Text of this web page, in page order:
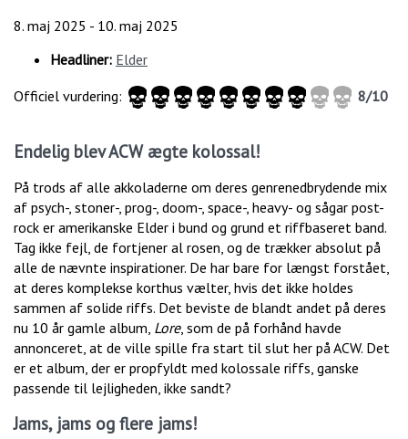
8. maj 2025 - 10. maj 2025
Headliner: Elder
Officiel vurdering:
8/10
Endelig blev ACW ægte kolossal!
På trods af alle akkoladerne om deres genrenedbrydende mix
af psych-, stoner-, prog-, doom-, space-, heavy- og sågar post-
rock er amerikanske Elder i bund og grund et riffbaseret band.
Tag ikke fejl, de fortjener al rosen, og de trækker absolut på
alle de nævnte inspirationer. De har bare for længst forstået,
at deres komplekse korthus vælter, hvis det ikke holdes
sammen af solide riffs. Det beviste de blandt andet på deres
nu 10 år gamle album, Lore, som de på forhånd havde
annonceret, at de ville spille fra start til slut her på ACW. Det
er et album, der er propfyldt med kolossale riffs, ganske
passende til lejligheden, ikke sandt?
Jams, jams og flere jams!